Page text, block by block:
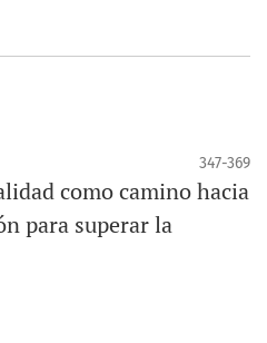
347-369
como camino hacia
para superar la